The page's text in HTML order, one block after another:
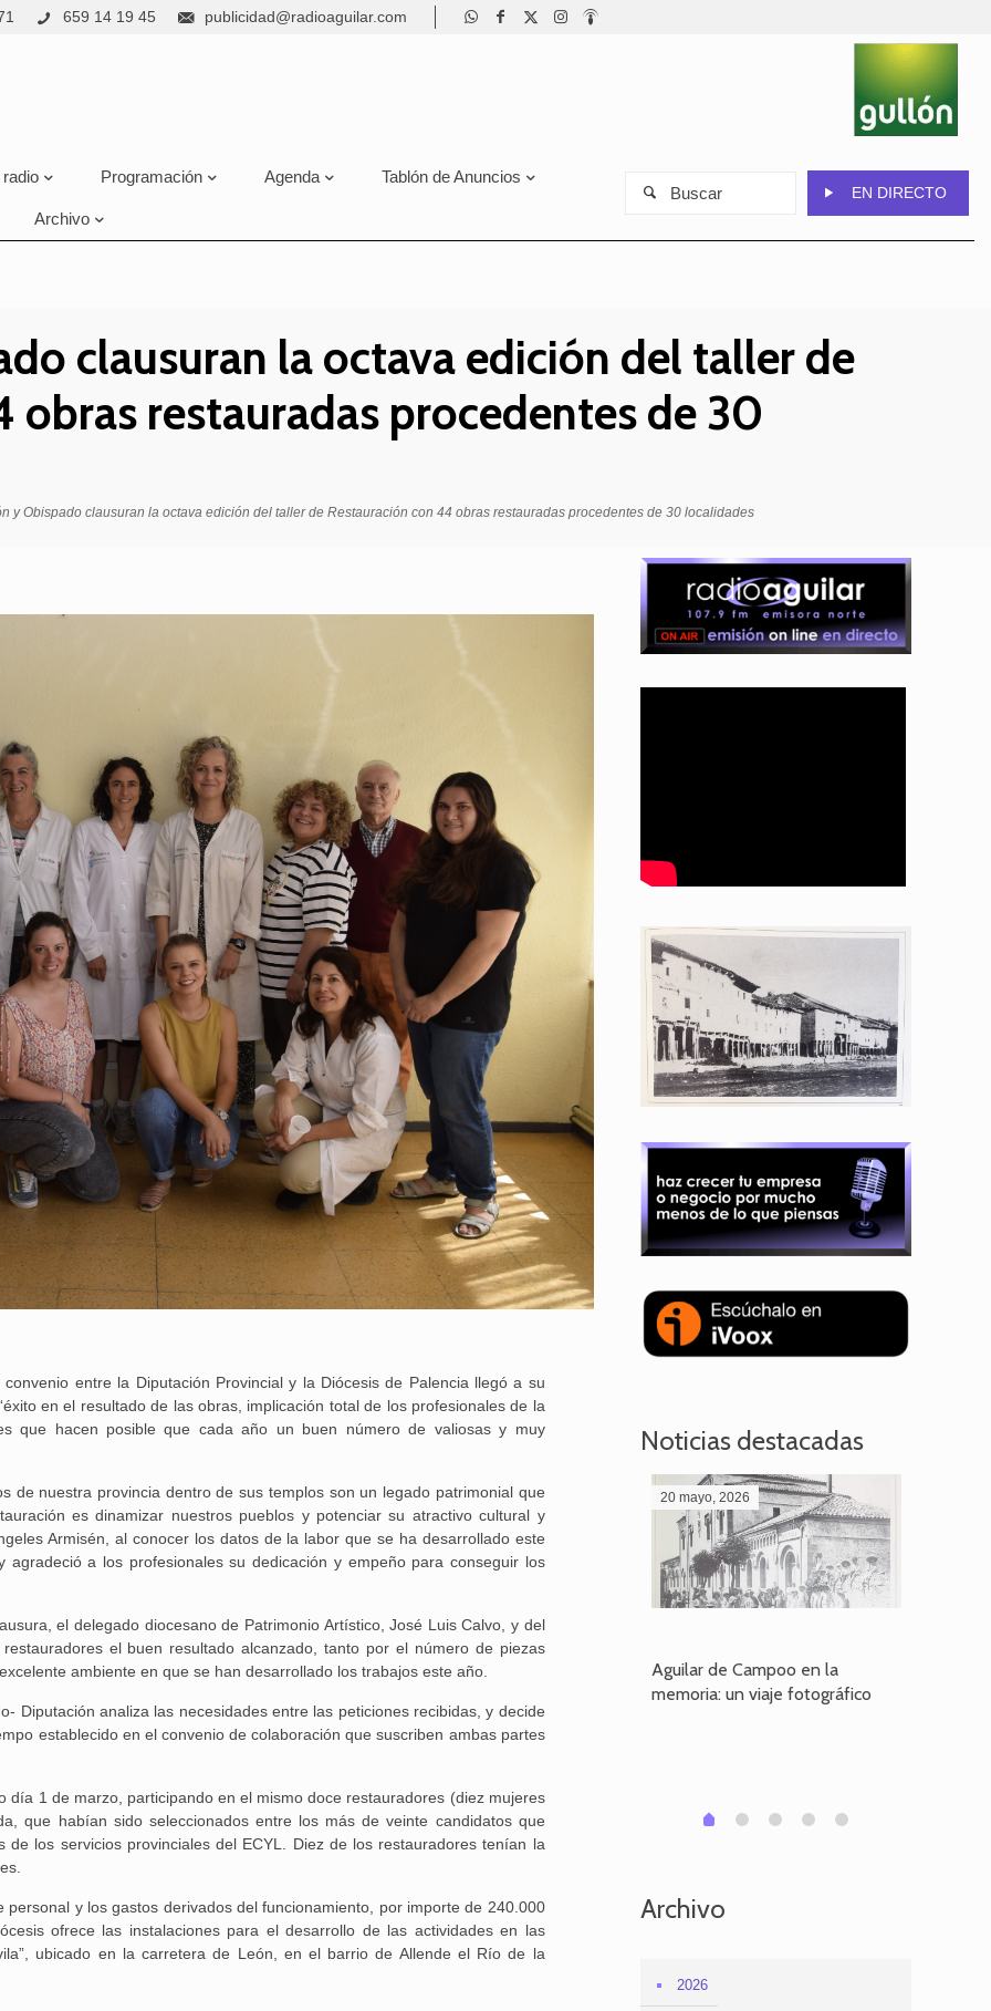
659 14 19 45 publicidad@radioaguilar.com
radio Programación Agenda Tablón de Anuncios
Archivo
EN DIRECTO
clausuran la octava edición del taller de
obras restauradas procedentes de 30
y Obispado clausuran la octava edición del taller de Restauración con 44 obras restauradas procedentes de 30 localidades
entre la Diputación Provincial y la Diócesis de Palencia llegó a su
en el resultado de las obras, implicación total de los profesionales de la
que hacen posible que cada año un buen número de valiosas y muy
de nuestra provincia dentro de sus templos son un legado patrimonial que
es dinamizar nuestros pueblos y potenciar su atractivo cultural y
Armisén, al conocer los datos de la labor que se ha desarrollado este
a los profesionales su dedicación y empeño para conseguir los
el delegado diocesano de Patrimonio Artístico, José Luis Calvo, y del
el buen resultado alcanzado, tanto por el número de piezas
ambiente en que se han desarrollado los trabajos este año.
Diputación analiza las necesidades entre las peticiones recibidas, y decide
establecido en el convenio de colaboración que suscriben ambas partes
día 1 de marzo, participando en el mismo doce restauradores (diez mujeres
que habían sido seleccionados entre los más de veinte candidatos que
los servicios provinciales del ECYL. Diez de los restauradores tenían la
y los gastos derivados del funcionamiento, por importe de 240.000
ofrece las instalaciones para el desarrollo de las actividades en las
ubicado en la carretera de León, en el barrio de Allende el Río de la
Noticias destacadas
25 febrero, 2026
Aguilar de Campoo en la
20 mayo, 2026
Aguilar de Campoo en la
memoria: un viaje fotográfico
0 1 2 3 4
Archivo
2026